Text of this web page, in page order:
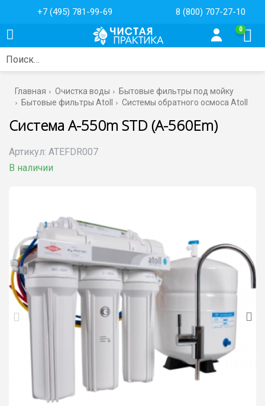
+7 (495) 781-99-69 8 (800) 707-27-10
0
Поиск…
Главная Очистка воды
Бытовые фильтры под мойку
Бытовые фильтры Atoll
Системы обратного осмоса Atoll
Система A-550m STD (A-560Em)
Артикул: ATEFDR007
В наличии